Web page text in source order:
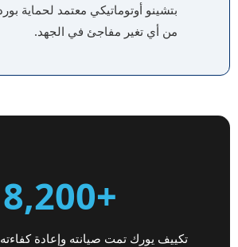
بتشينو أوتوماتيكي معتمد لحماية
من أي تغير مفاجئ في الجهد.
+8,200
تكييف يورك تمت صيانته وإعادة كفاءته